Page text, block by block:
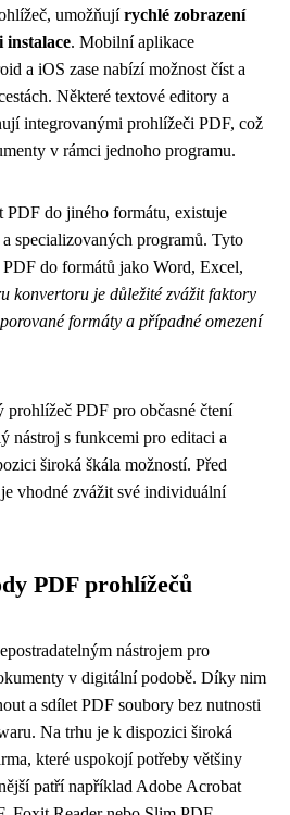
umožňujírychlé zobrazení
instalace. Mobilní aplikace
a iOS zase nabízí možnost číst a
Některé textové editory a
integrovanými prohlížeči PDF, což
v rámci jednoho programu.
PDF do jiného formátu, existuje
specializovaných programů. Tyto
do formátů jako Word, Excel,
konvertoru je důležité zvážit faktory
formáty a případné omezení
PDF pro občasné čtení
nástroj s funkcemi pro editaci a
široká škála možností. Před
vhodné zvážit své individuální
PDF prohlížečů
nástrojem pro
v digitální podobě. Díky nim
a sdílet PDF soubory bez nutnosti
Na trhu je k dispozici široká
které uspokojí potřeby většiny
patří například Adobe Acrobat